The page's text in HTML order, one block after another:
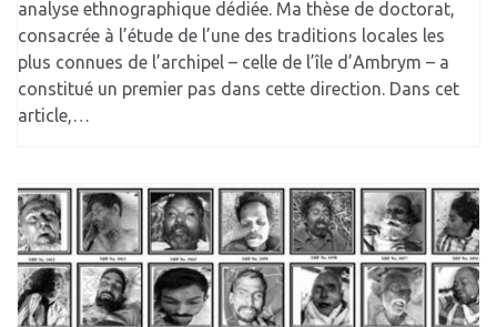
analyse ethnographique dédiée. Ma thèse de doctorat,
consacrée à l’étude de l’une des traditions locales les
plus connues de l’archipel – celle de l’île d’Ambrym – a
constitué un premier pas dans cette direction. Dans cet
article,…